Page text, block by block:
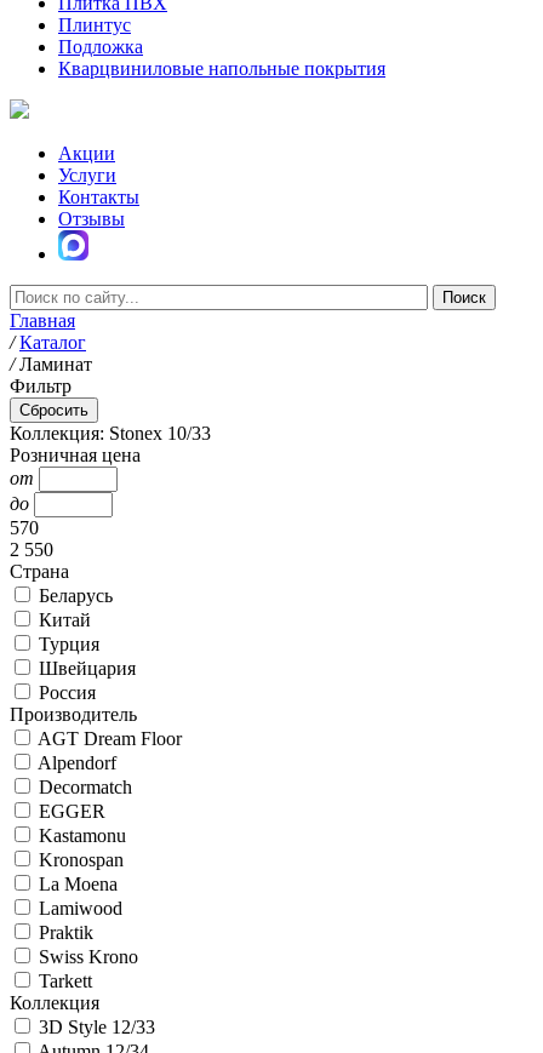
Плинтус
Подложка
Кварцвиниловые напольные покрытия
Акции
Услуги
Контакты
Отзывы
Главная
/ Каталог
/ Ламинат
Фильтр
Коллекция: Stonex 10/33
Розничная цена
от
до
570
2 550
Страна
Беларусь
Китай
Турция
Швейцария
Россия
Производитель
AGT Dream Floor
Alpendorf
Decormatch
EGGER
Kastamonu
Kronospan
La Moena
Lamiwood
Praktik
Swiss Krono
Tarkett
Коллекция
3D Style 12/33